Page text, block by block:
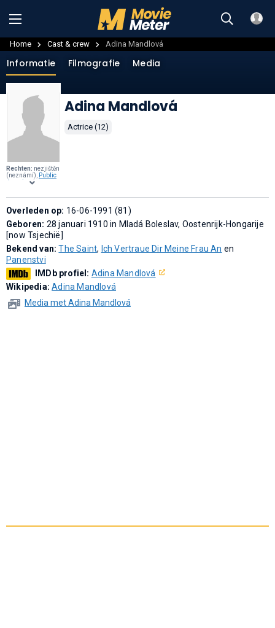
Home Cast & crew Adina Mandlová
Rechten: nezjištěn
(neznámí), Public
domain
, via
Commons.
Informatie Filmografie Media
Adina Mandlová
Actrice (12)
Overleden op: 16-06-1991 (81)
Geboren: 28 januari 1910 in Mladá Boleslav, Oostenrijk-Hongarije
[now Tsjechië]
Bekend van:The Saint, Ich Vertraue Dir Meine Frau An en
Panenstvi
IMDb profiel: Adina Mandlová
Wikipedia:Adina Mandlová
Media met Adina Mandlová